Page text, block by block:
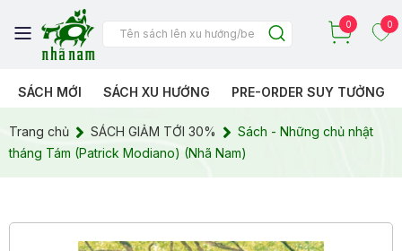
0 0
SÁCH MỚI SÁCH XU HƯỚNG PRE-ORDER SUY TƯỞNG
Trang chủ SÁCH GIẢM TỚI 30%
Sách - Những chủ nhật
tháng Tám (Patrick Modiano) (Nhã Nam)